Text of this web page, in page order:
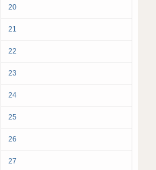
20
21
22
23
24
25
26
27